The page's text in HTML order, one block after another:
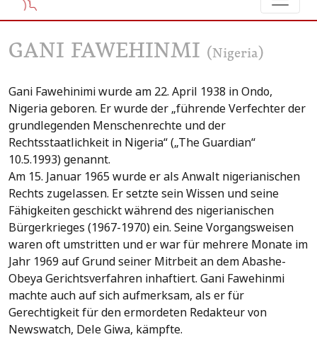
GANI FAWEHINMI (Nigeria)
Gani Fawehinimi wurde am 22. April 1938 in Ondo,
Nigeria geboren. Er wurde der „führende Verfechter der
grundlegenden Menschenrechte und der
Rechtsstaatlichkeit in Nigeria“ („The Guardian“
10.5.1993) genannt.
Am 15. Januar 1965 wurde er als Anwalt nigerianischen
Rechts zugelassen. Er setzte sein Wissen und seine
Fähigkeiten geschickt während des nigerianischen
Bürgerkrieges (1967-1970) ein. Seine Vorgangsweisen
waren oft umstritten und er war für mehrere Monate im
Jahr 1969 auf Grund seiner Mitrbeit an dem Abashe-
Obeya Gerichtsverfahren inhaftiert. Gani Fawehinmi
machte auch auf sich aufmerksam, als er für
Gerechtigkeit für den ermordeten Redakteur von
Newswatch, Dele Giwa, kämpfte.